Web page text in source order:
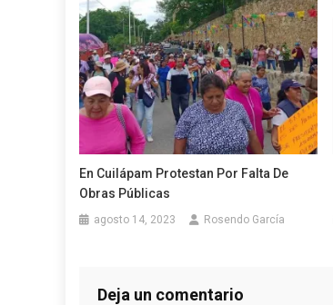
En Cuilápam Protestan Por Falta De
Obras Públicas
agosto 14, 2023 Rosendo García
Deja un comentario